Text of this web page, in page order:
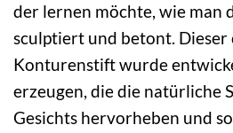
der lernen möchte, wie man
sculptiert und betont. Dieser
Konturenstift wurde
erzeugen, die die natürliche
Gesichts hervorheben und